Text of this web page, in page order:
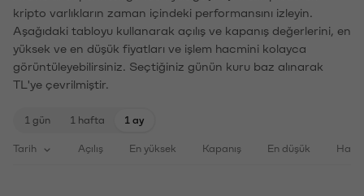
kripto varlıkların zaman içindeki performansını izleyin.
Aşağıdaki tabloyu kullanarak açılış ve kapanış değerlerini, en
yüksek ve en düşük fiyatları ve işlem hacmini kolayca
görüntüleyebilirsiniz. Seçtiğiniz günün kuru baz alınarak
TL'ye çevrilmiştir.
1 gün 1 hafta 1 ay
Tarih Açılış En yüksek Kapanış En düşük